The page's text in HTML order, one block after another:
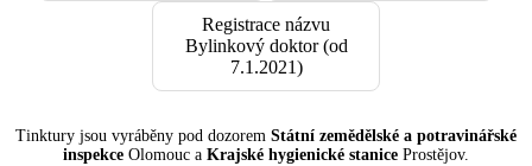
Registrace názvu
Bylinkový doktor (od
7.1.2021)
Tinktury jsou vyráběny pod dozorem Státní zemědělské a potravinářské
inspekce Olomouc a Krajské hygienické stanice Prostějov.